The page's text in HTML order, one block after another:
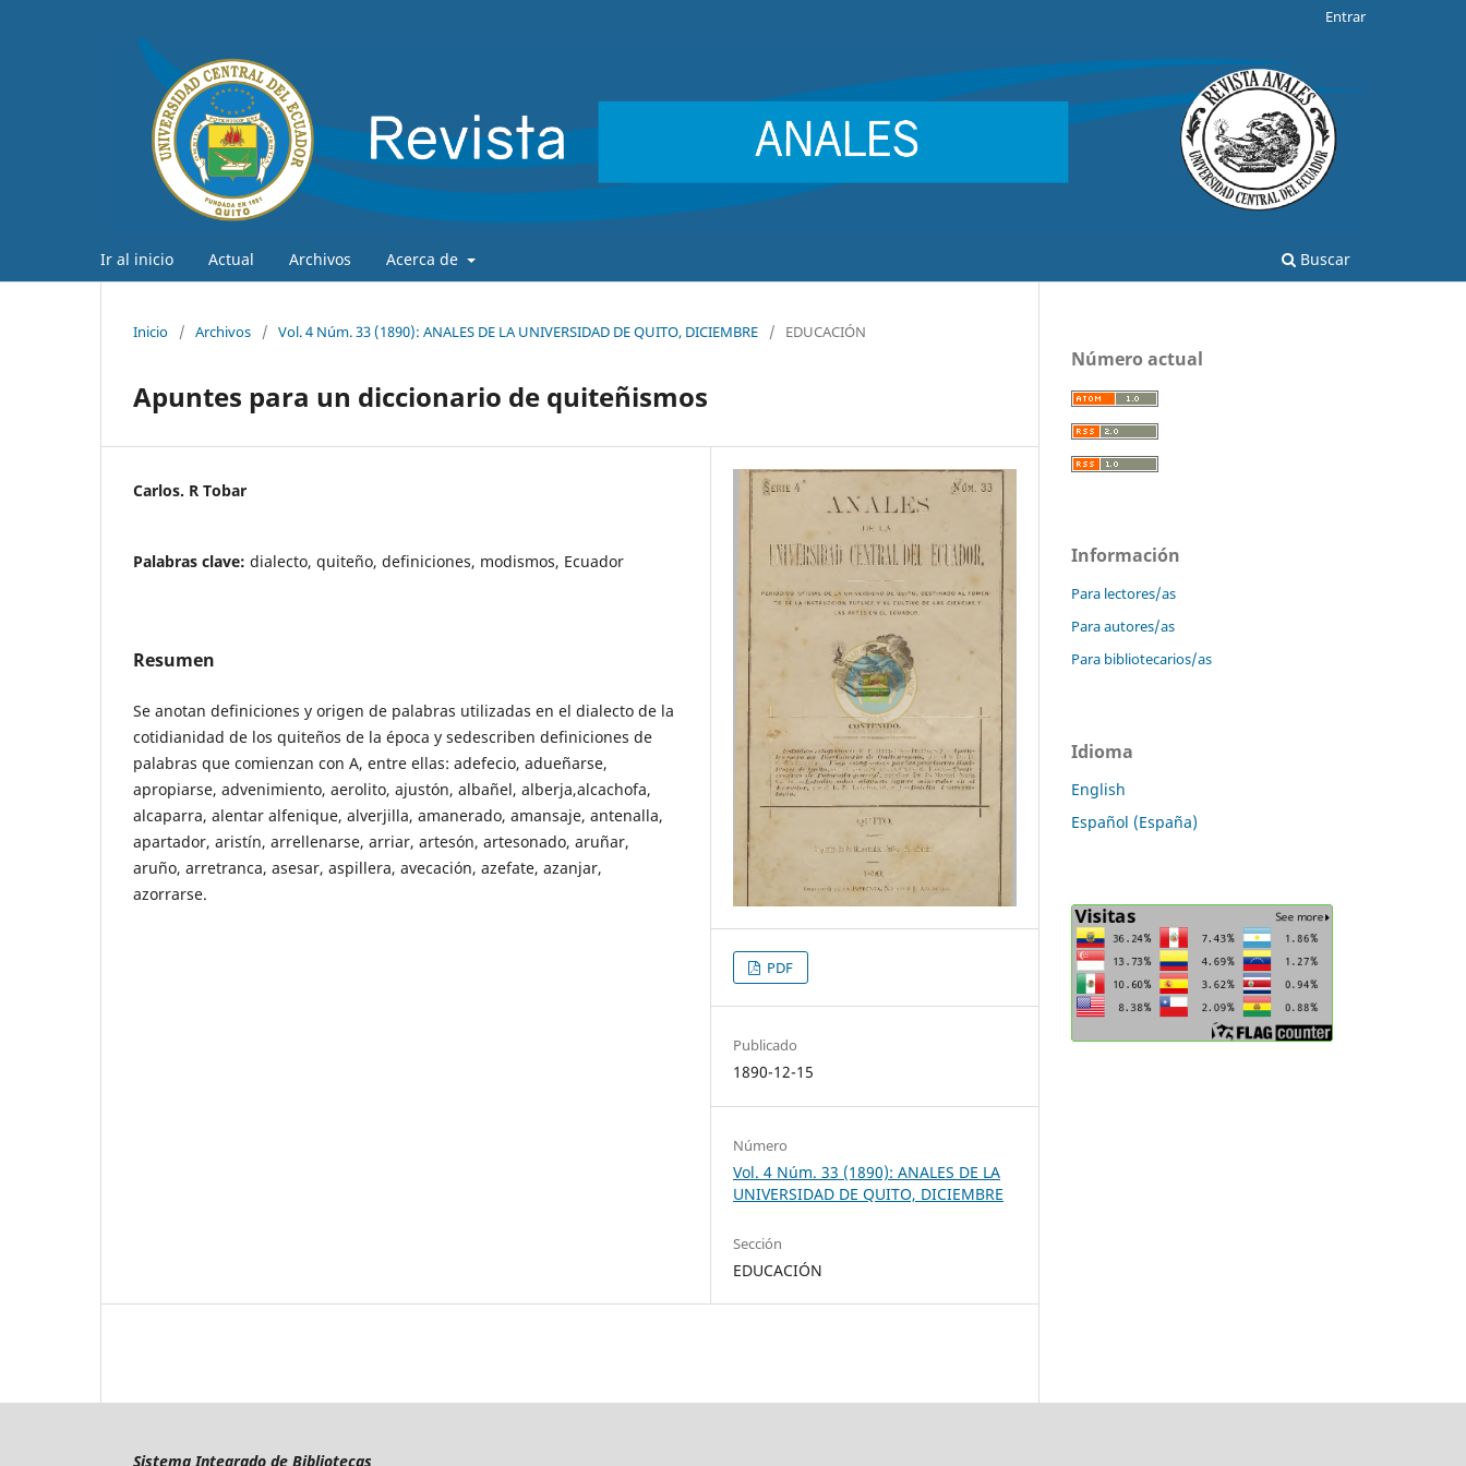
Ir al inicio Actual Archivos Acerca de Buscar
Entrar
Inicio / Archivos / Vol. 4 Núm. 33 (1890): ANALES DE LA UNIVERSIDAD DE QUITO, DICIEMBRE / EDUCACIÓN
Apuntes para un diccionario de quiteñismos
Carlos. R Tobar
Palabras clave: dialecto, quiteño, definiciones, modismos, Ecuador
Resumen
Se anotan definiciones y origen de palabras utilizadas en el dialecto de la
cotidianidad de los quiteños de la época y sedescriben definiciones de
palabras que comienzan con A, entre ellas: adefecio, adueñarse,
apropiarse, advenimiento, aerolito, ajustón, albañel, alberja,alcachofa,
alcaparra, alentar alfenique, alverjilla, amanerado, amansaje, antenalla,
apartador, aristín, arrellenarse, arriar, artesón, artesonado, aruñar,
aruño, arretranca, asesar, aspillera, avecación, azefate, azanjar,
azorrarse.
PDF
Publicado
1890-12-15
Número
Vol. 4 Núm. 33 (1890): ANALES DE LA
UNIVERSIDAD DE QUITO, DICIEMBRE
Sección
EDUCACIÓN
Número actual
Información
Para lectores/as
Para autores/as
Para bibliotecarios/as
Idioma
English
Español (España)
Sistema Integrado de Bibliotecas